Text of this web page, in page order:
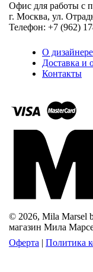
Офис для работы с
г. Москва, ул.
Телефон: +7 (962)
О дизайнере
Доставка и
Контакты
© 2026, Mila Marsel
магазин Мила
Оферта | Политика